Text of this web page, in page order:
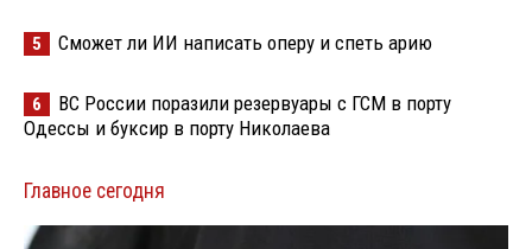
5 Сможет ли ИИ написать оперу и спеть арию
6
ВС России поразили резервуары с ГСМ в порту
Одессы и буксир в порту Николаева
Главное сегодня